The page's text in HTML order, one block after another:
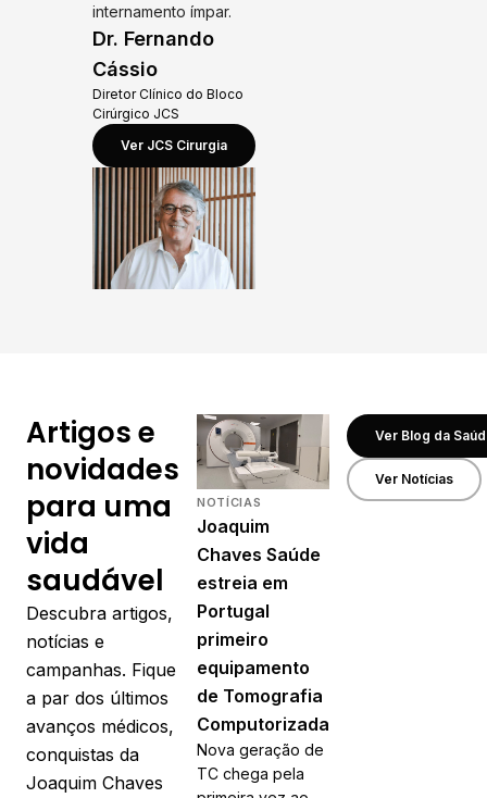
internamento ímpar.
Dr. Fernando
Cássio
Diretor Clínico do Bloco
Cirúrgico JCS
Ver JCS Cirurgia
Artigos e
novidades
para uma
vida
saudável
Descubra artigos,
notícias e
campanhas. Fique
a par dos últimos
avanços médicos,
conquistas da
Joaquim Chaves
NOTÍCIAS
Joaquim
Chaves Saúde
estreia em
Portugal
primeiro
equipamento
de Tomografia
Computorizada
Nova geração de
TC chega pela
Ver Blog da
Ver Notícias